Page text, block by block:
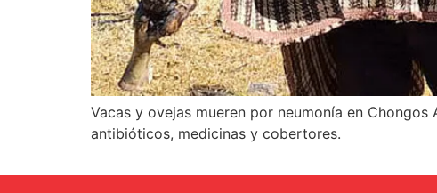
Vacas y ovejas mueren por neumonía en
antibióticos, medicinas y cobertores.